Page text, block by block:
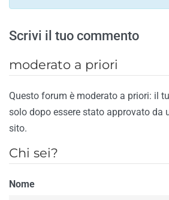
Scrivi il tuo commento
moderato a priori
Questo forum è moderato a priori: il
solo dopo essere stato approvato da
sito.
Chi sei?
Nome